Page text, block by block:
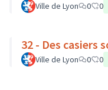
Ville de Lyon 0 0
32 - Des casiers
Ville de Lyon 0 0